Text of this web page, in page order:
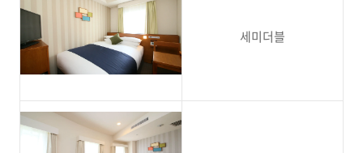
세미더블